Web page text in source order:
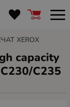
XEROX
capacity
C235